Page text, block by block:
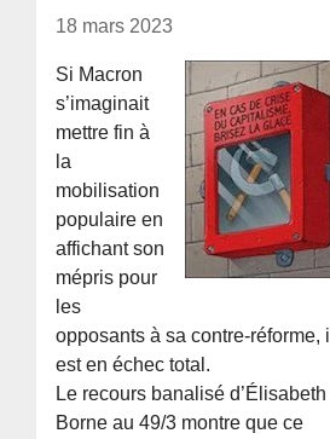
18 mars 2023
Si Macron
s’imaginait
mettre fin à
la
mobilisation
populaire en
affichant son
mépris pour
les
opposants à sa contre-réforme, il
est en échec total.
Le recours banalisé d’Élisabeth
Borne au 49/3 montre que ce